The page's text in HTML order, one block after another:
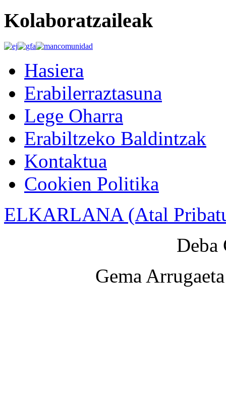
Kolaboratzaileak
Hasiera
Erabilerraztasuna
Lege Oharra
Erabiltzeko Baldintzak
Kontaktua
Cookien Politika
ELKARLANA (Atal
Deba
Gema